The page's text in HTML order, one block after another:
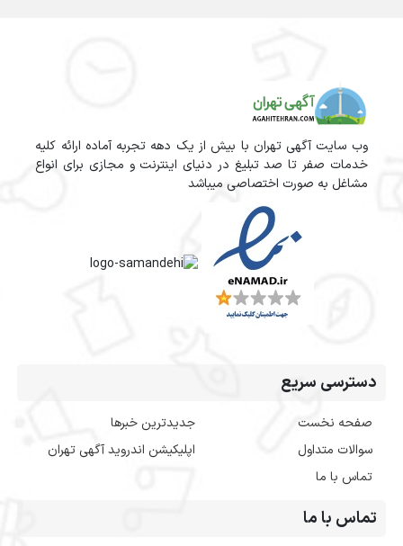
وب سایت آگهی تهران با بیش از یک دهه تجربه آماده ارائه کلیه
خدمات صفر تا صد تبلیغ در دنیای اینترنت و مجازی برای انواع
مشاغل به صورت اختصاصی میباشد
دسترسی سریع
صفحه نخست
سوالات متداول
تماس با ما
جدیدترین خبرها
اپلیکیشن اندروید آگهی تهران
تماس با ما